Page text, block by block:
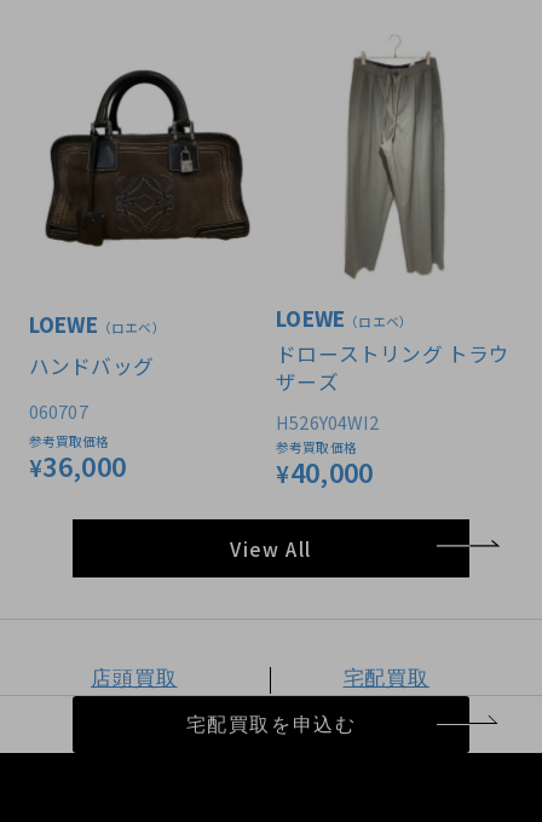
LOEWE （ロエベ）
ハンドバッグ
060707
参考買取価格
¥36,000
LOEWE （ロエベ）
ドローストリング トラウ
ザーズ
H526Y04WI2
参考買取価格
¥40,000
View All
店頭買取 宅配買取
宅配買取を申込む